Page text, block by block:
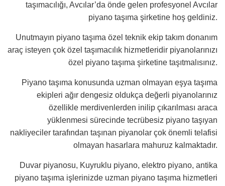
taşımacılığı, Avcılar’da önde gelen profesyonel Avcılar
piyano taşıma şirketine hoş geldiniz.
Unutmayın piyano taşıma özel teknik ekip takım donanım
araç isteyen çok özel taşımacılık hizmetleridir piyanolarınızı
özel piyano taşıma şirketine taşıtmalısınız.
Piyano taşıma konusunda uzman olmayan eşya taşıma
ekipleri ağır dengesiz oldukça değerli piyanolarınız
özellikle merdivenlerden inilip çıkarılması araca
yüklenmesi sürecinde tecrübesiz piyano taşıyan
nakliyeciler tarafından taşınan piyanolar çok önemli telafisi
olmayan hasarlara mahuruz kalmaktadır.
Duvar piyanosu, Kuyruklu piyano, elektro piyano, antika
piyano taşıma işlerinizde uzman piyano taşıma hizmetleri